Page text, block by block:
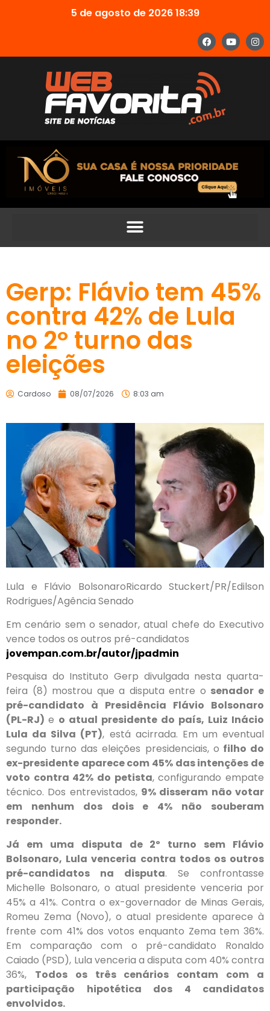
5 de agosto de 2026 18:39
Gerp: Flávio tem 45%
contra 42% de Lula
no 2º turno das
eleições
Cardoso 08/07/2026 8:03 am
Lula e Flávio BolsonaroRicardo Stuckert/PR/Edilson
Rodrigues/Agência Senado
Em cenário sem o senador, atual chefe do Executivo
vence todos os outros pré-candidatos
jovempan.com.br/autor/jpadmin
Pesquisa do Instituto Gerp divulgada nesta quarta-
feira (8) mostrou que a disputa entre o senador e
pré-candidato à Presidência Flávio Bolsonaro
(PL-RJ) e o atual presidente do país, Luiz Inácio
Lula da Silva (PT), está acirrada. Em um eventual
segundo turno das eleições presidenciais, o filho do
ex-presidente aparece com 45% das intenções de
voto contra 42% do petista, configurando empate
técnico. Dos entrevistados, 9% disseram não votar
em nenhum dos dois e 4% não souberam
responder.
Já em uma disputa de 2º turno sem Flávio
Bolsonaro, Lula venceria contra todos os outros
pré-candidatos na disputa. Se confrontasse
Michelle Bolsonaro, o atual presidente venceria por
45% a 41%. Contra o ex-governador de Minas Gerais,
Romeu Zema (Novo), o atual presidente aparece à
frente com 41% dos votos enquanto Zema tem 36%.
Em comparação com o pré-candidato Ronaldo
Caiado (PSD), Lula venceria a disputa com 40% contra
36%, Todos os três cenários contam com a
participação hipotética dos 4 candidatos
envolvidos.